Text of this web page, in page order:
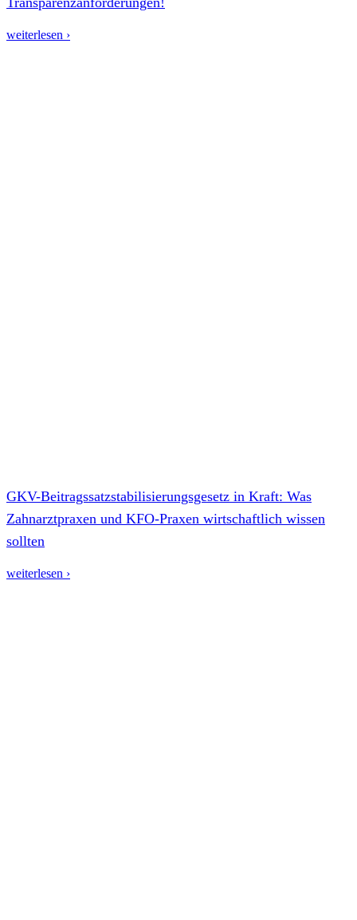
weiterlesen ›
GKV-Beitragssatzstabilisierungsgesetz in Kraft: Was
Zahnarztpraxen und KFO-Praxen wirtschaftlich wissen
sollten
weiterlesen ›